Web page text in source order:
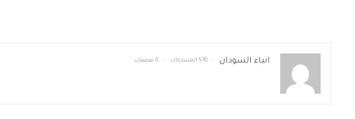
انباء السودان 570 المشاركات 0 تعليقات